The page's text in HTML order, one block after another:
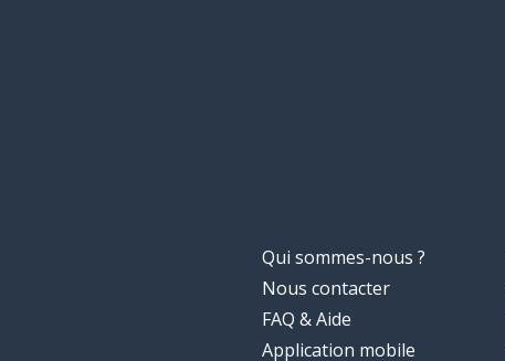
Qui sommes-nous ?
Nous contacter
FAQ & Aide
Application mobile